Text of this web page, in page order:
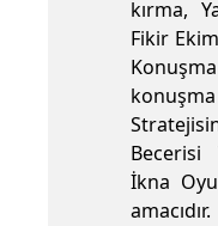
kırma,
Fikir
Becerisi
İkna
amacıdır.